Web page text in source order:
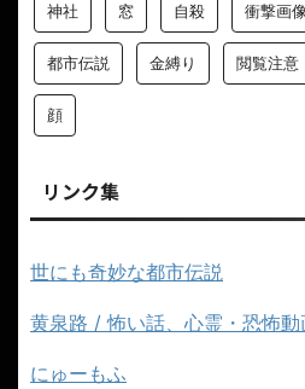
神社 窓 自殺 衝撃画像
都市伝説 金縛り 閲覧注意
顔
リンク集
世にも奇妙な都市伝説
黄泉路 / 怖い話、心霊・恐怖
にゅーもふ